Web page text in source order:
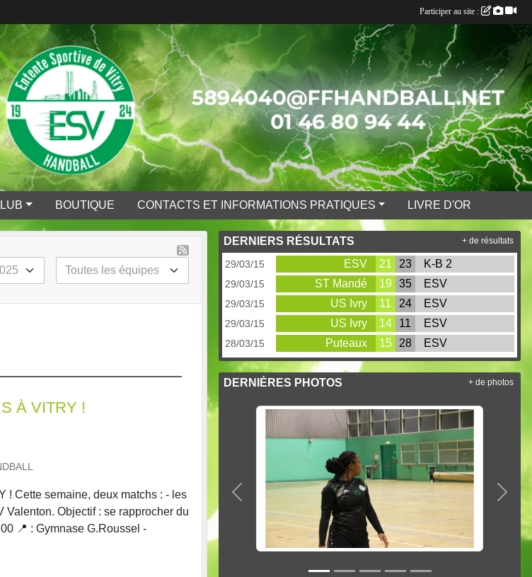
BOUTIQUE CONTACTS ET INFORMATIONS PRATIQUES LIVRE D'OR
À VITRY !
! Cette semaine, deux matchs : - les
Valenton. Objectif : se rapprocher du
📍 : Gymnase G.Roussel -
DERNIERS RÉSULTATS
29/03/15 ESV 21 23 K-B 2
29/03/15 ST Mandé 19 35 ESV
29/03/15 US Ivry 11 24 ESV
29/03/15 US Ivry 14 11 ESV
28/03/15 Puteaux 15 28 ESV
+ de résultats
DERNIÈRES PHOTOS
Précedent
+ de photos
Participer au site :